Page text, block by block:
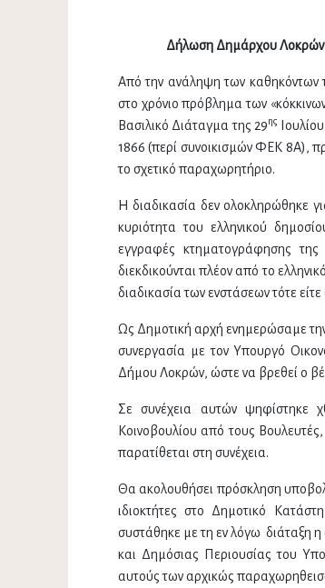
Δήλωση Δημάρχου Λοκρών
Από την ανάληψη των καθηκόντων
στο χρόνιο πρόβλημα των
Βασιλικό Διάταγμα της 29ης
1866 (περί συνοικισμών ΦΕΚ 8Α),
το σχετικό παραχωρητήριο.
Η διαδικασία δεν ολοκληρώθηκε
κυριότητα του ελληνικού
εγγραφές κτηματογράφησης της
διεκδικούνται πλέον από το
διαδικασία των ενστάσεων τότε είτε
Ως Δημοτική αρχή ενημερώσαμε
συνεργασία με τον Υπουργό
Δήμου Λοκρών, ώστε να βρεθεί ο
Σε συνέχεια αυτών ψηφίστηκε
Κοινοβουλίου από τους
παρατίθεται στη συνέχεια.
Θα ακολουθήσει πρόσκληση
ιδιοκτήτες στο Δημοτικό
συστάθηκε με τη εν λόγω διάταξη
και Δημόσιας Περιουσίας του
αυτούς των αρχικώς